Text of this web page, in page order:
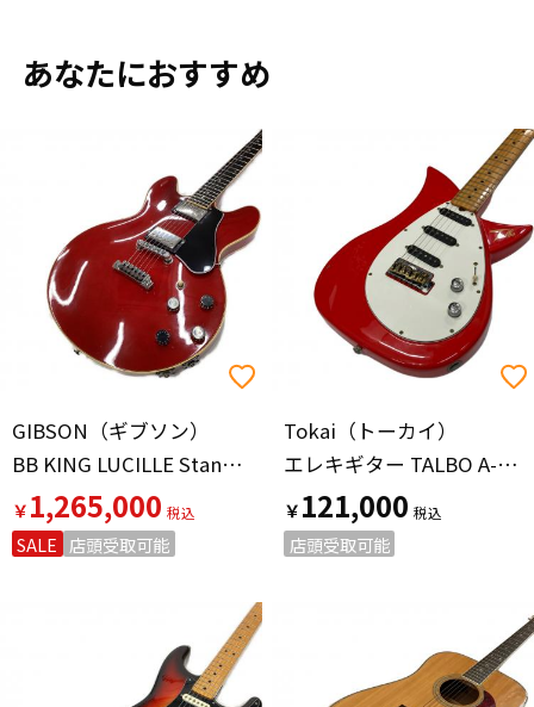
あなたにおすすめ
GIBSON（ギブソン）
BB KING LUCILLE Standard
￥1,265,000
SALE 店頭受取可能
Tokai（トーカイ）
エレキギター TALBO A-80S BLAZING FIRE @
￥121,000
店頭受取可能